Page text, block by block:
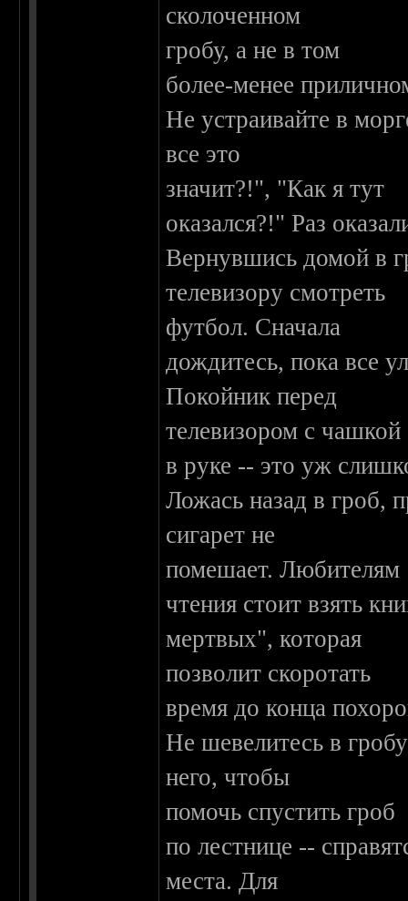
сколоченном
гробу, а не в том
более-менее
Не устраивайте в
все это
значит?!", "Как я тут
оказался?!" Раз
Вернувшись домой в
телевизору смотреть
футбол. Сначала
дождитесь, пока все
Покойник перед
телевизором с чашкой
в руке -- это уж
Ложась назад в гроб,
сигарет не
помешает. Любителям
чтения стоит взять
мертвых", которая
позволит скоротать
время до конца
Не шевелитесь в
него, чтобы
помочь спустить гроб
по лестнице --
места. Для